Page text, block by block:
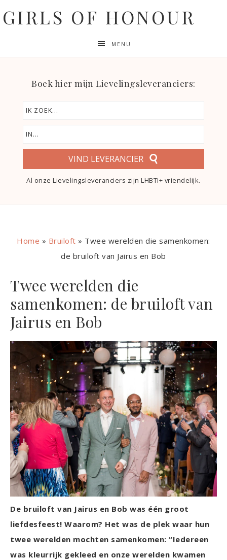
GIRLS OF HONOUR
MENU
Boek hier mijn Lievelingsleveranciers:
VIND LEVERANCIER
Al onze Lievelingsleveranciers zijn LHBTI+ vriendelijk.
Home » Bruiloft » Twee werelden die samenkomen:
de bruiloft van Jairus en Bob
Twee werelden die
samenkomen: de bruiloft van
Jairus en Bob
De bruiloft van Jairus en Bob was één groot
liefdesfeest! Waarom? Het was de plek waar hun
twee werelden mochten samenkomen: “Iedereen
was kleurrijk gekleed en onze werelden kwamen